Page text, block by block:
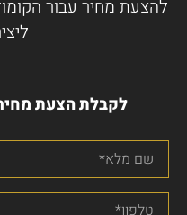
להצעת מחיר עבור
לקבלת הצעת